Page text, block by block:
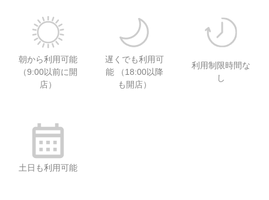
朝から利用可能
（9:00以前に開
店）
遅くでも利用可
能 （18:00以降
も開店）
利用制限時間な
し
土日も利用可能